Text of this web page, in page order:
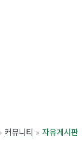
커뮤니티 자유게시판